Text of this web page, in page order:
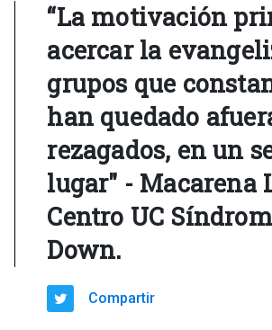
“La motivación
acercar la
grupos que
han quedado
rezagados, en un
lugar" - Macarena
Centro UC
Down.
Compartir